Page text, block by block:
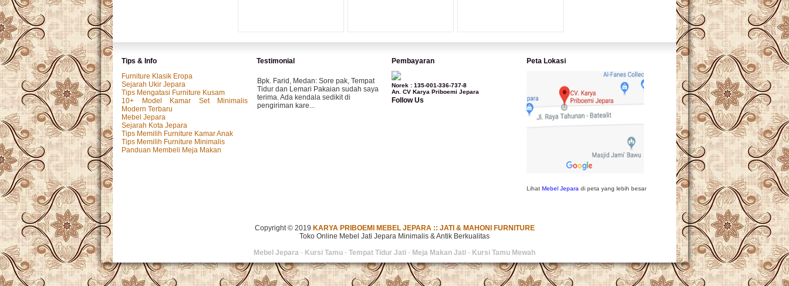
Tips & Info
Furniture Klasik Eropa
Sejarah Ukir Jepara
Tips Mengatasi Furniture Kusam
10+ Model Kamar Set Minimalis
Modern Terbaru
Mebel Jepara
Sejarah Kota Jepara
Tips Memilih Furniture Kamar Anak
Tips Memilih Furniture Minimalis
Panduan Membeli Meja Makan
Testimonial
Bpk. Farid, Medan: Sore pak, Tempat
Tidur dan Lemari Pakaian sudah saya
terima. Ada kendala sedikit di
pengiriman kare...
Terima kasih untuk gebyoknya,, udah
sampai,, barangnya sama dengan di
foto. Gak nyesel deh beli geby...
Pembayaran
Norek : 135-001-336-737-8
An. CV Karya Priboemi Jepara
Follow Us
Peta Lokasi
Lihat Mebel Jepara di peta yang lebih besar
Copyright © 2019 KARYA PRIBOEMI MEBEL JEPARA :: JATI & MAHONI FURNITURE
Toko Online Mebel Jati Jepara Minimalis & Antik Berkualitas
Mebel Jepara - Kursi Tamu - Tempat Tidur Jati - Meja Makan Jati - Kursi Tamu Mewah